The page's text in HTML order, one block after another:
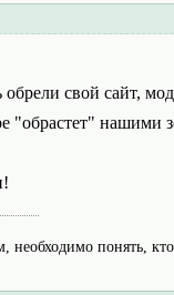
обрели свой сайт,
"обрастет" нашими
необходимо понять,